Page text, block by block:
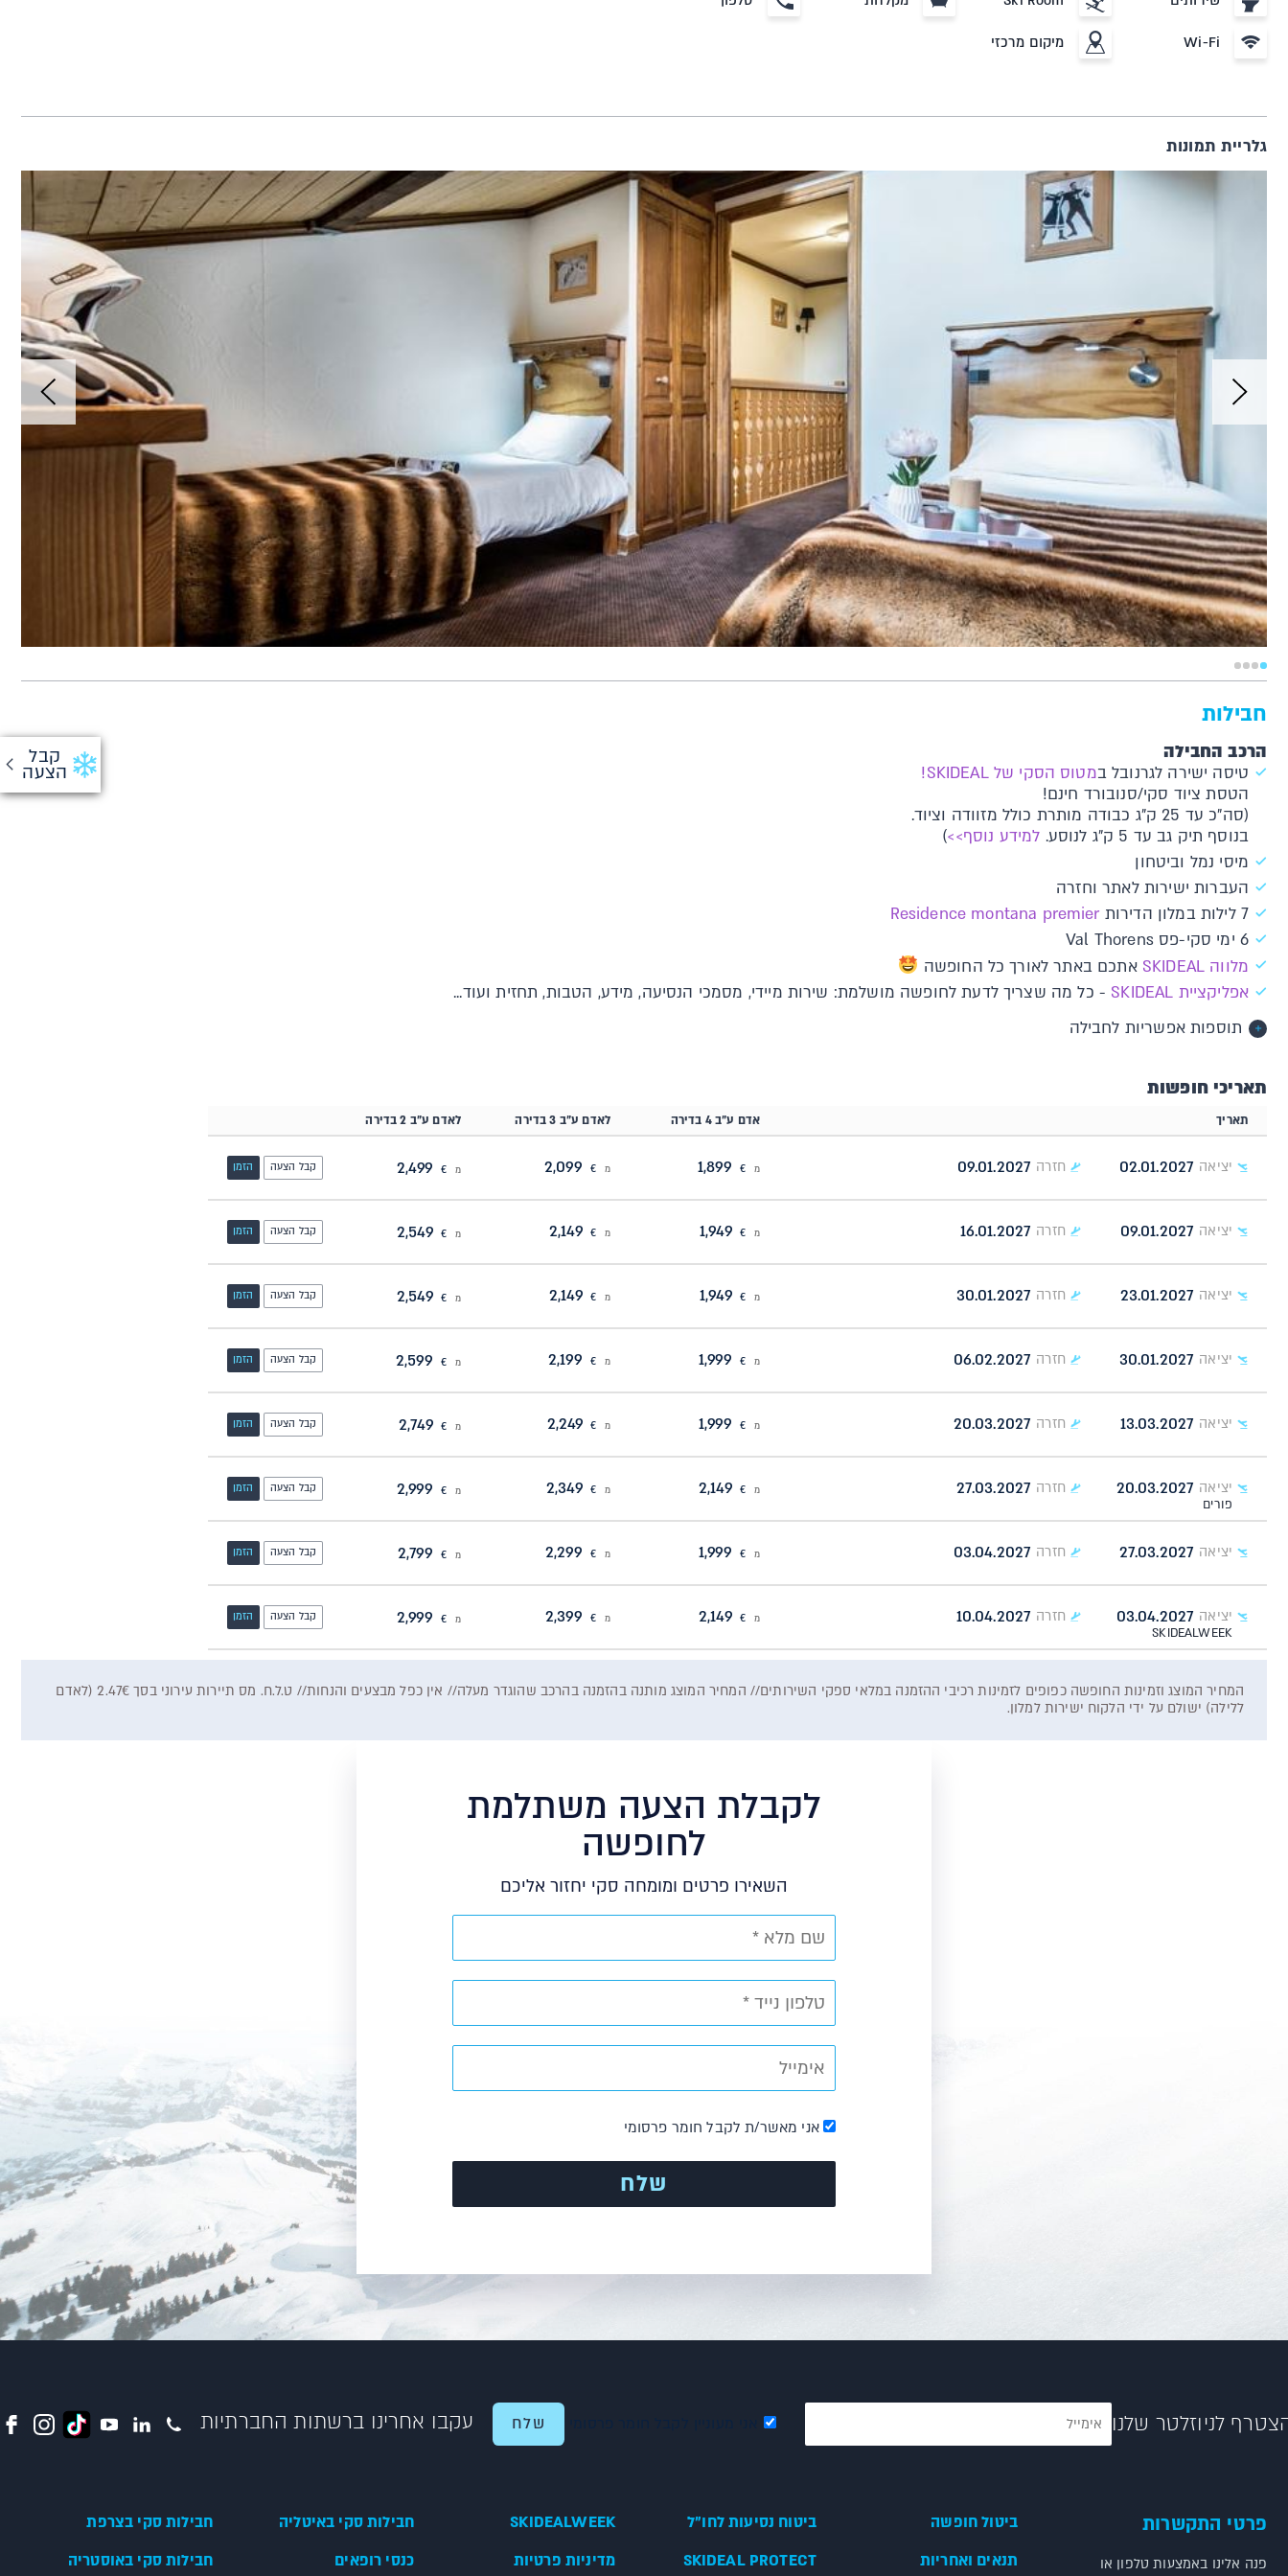
קבל
הצעה
Wi-Fi מיקום מרכזי
גלריית תמונות
חבילות
הרכב החבילה
טיסה ישירה לגרנובל במטוס הסקי של SKIDEAL!
הטסת ציוד סקי/סנובורד חינם!
(סה"כ עד 25 ק"ג כבודה מותרת כולל מזוודה וציוד.
בנוסף תיק גב עד 5 ק"ג לנוסע.
למידע נוסף>>)
מיסי נמל וביטחון
העברות ישירות לאתר וחזרה
7 לילות במלון הדירות
Residence montana premier
6 ימי סקי-פס Val Thorens
מלווה SKIDEAL
אתכם באתר לאורך כל החופשה
א​פליקציית SKIDEAL​​
- כל מה שצריך לדעת לחופשה מושלמת: שירות מיידי, מסמכי הנסיעה, מידע, הטבות, תחזית ועוד...
תוספות אפשריות לחבילה
תאריכי חופשות
תאריך אדם ע"ב 4 בדירה לאדם ע"ב 3 בדירה לאדם ע"ב 2 בדירה
יציאה 02.01.2027 חזרה 09.01.2027 מ € מ € מ € קבל הצעה הזמן
יציאה 09.01.2027 חזרה 16.01.2027 מ € מ € מ € קבל הצעה הזמן
יציאה 23.01.2027 חזרה 30.01.2027 מ € מ € מ € קבל הצעה הזמן
יציאה 30.01.2027 חזרה 06.02.2027 מ € מ € מ € קבל הצעה הזמן
יציאה 13.03.2027 חזרה 20.03.2027 מ € מ € מ € קבל הצעה הזמן
יציאה 20.03.2027
פורים
חזרה 27.03.2027 מ € מ € מ € קבל הצעה הזמן
יציאה 27.03.2027 חזרה 03.04.2027 מ € מ € מ € קבל הצעה הזמן
יציאה 03.04.2027
SKIDEALWEEK
חזרה 10.04.2027 מ € מ € מ € קבל הצעה הזמן
המחיר המוצג וזמינות החופשה כפופים לזמינות רכיבי ההזמנה במלאי ספקי השירותים// המחיר המוצג מותנה בהזמנה בהרכב שהוגדר מעלה// אין כפל מבצעים והנחות// ט.ל.ח. מס תיירות עירוני בסך 2.47€ (לאדם
ללילה) ישולם על ידי הלקוח ישירות למלון.
לקבלת הצעה משתלמת
לחופשה
השאירו פרטים ומומחה סקי יחזור אליכם
אני מאשר/ת לקבל חומר פרסומי
לניוזלטר שלנו עקבו אחרינו ברשתות החברתיות
פרטי התקשרות
פנה אלינו באמצעות טלפון או
ביטול חופשה ביטוח נסיעות לחו"ל SKIDEALWEEK חבילות סקי באיטליה
חבילות סקי בצרפת
תנאים ואחריות
SKIDEAL PROTECT מדיניות פרטיות כנסי רופאים חבילות סקי באוסטריה